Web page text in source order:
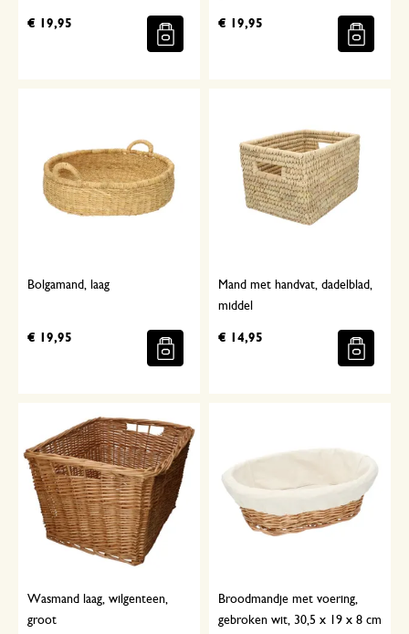
€ 19,95 € 19,95
Bolgamand, laag
€ 19,95
Mand met handvat, dadelblad,
middel
€ 14,95
Wasmand laag, wilgenteen,
groot
Broodmandje met voering,
gebroken wit, 30,5 x 19 x 8 cm